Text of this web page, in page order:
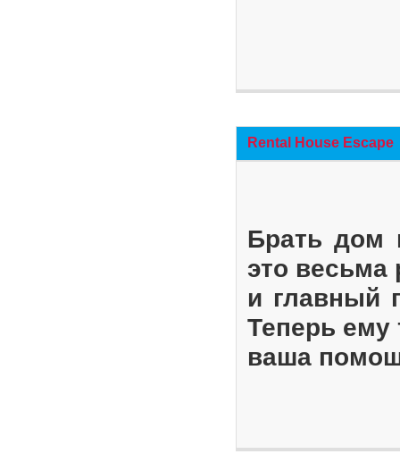
Rental House Escape
Брать дом
это весьма
и главный
Теперь ему
ваша